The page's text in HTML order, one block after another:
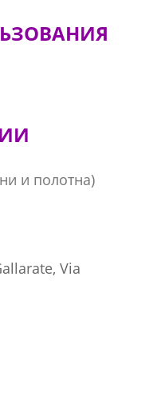
и полотна)
Via